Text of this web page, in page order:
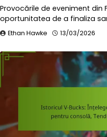
Provocările de eveniment
oportunitatea de a finaliza
Ethan Hawke 13/03/2026